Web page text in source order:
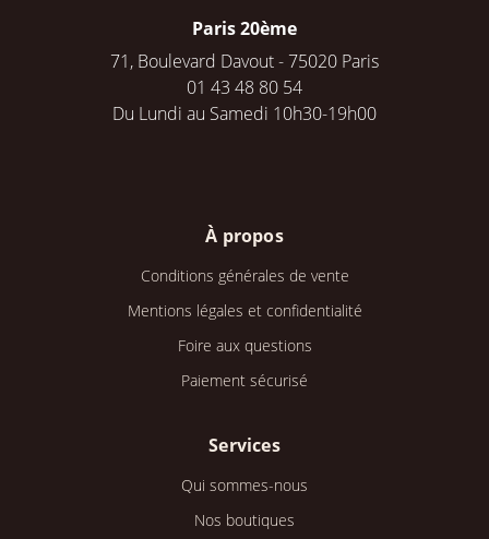
Paris 20ème
71, Boulevard Davout - 75020 Paris
01 43 48 80 54
Du Lundi au Samedi 10h30-19h00
À propos
Conditions générales de vente
Mentions légales et confidentialité
Foire aux questions
Paiement sécurisé
Services
Qui sommes-nous
Nos boutiques